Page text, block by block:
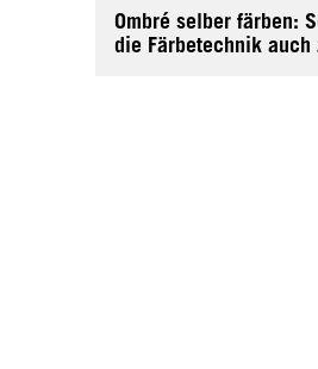
Ombré selber färben:
die Färbetechnik auch